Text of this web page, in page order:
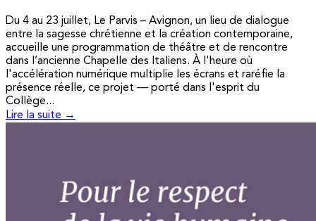
Du 4 au 23 juillet, Le Parvis – Avignon, un lieu de dialogue
entre la sagesse chrétienne et la création contemporaine,
accueille une programmation de théâtre et de rencontre
dans l’ancienne Chapelle des Italiens. À l'heure où
l'accélération numérique multiplie les écrans et raréfie la
présence réelle, ce projet — porté dans l'esprit du
Collège...
Lire la suite →